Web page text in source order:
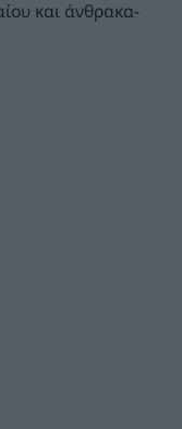
και άνθρακα-